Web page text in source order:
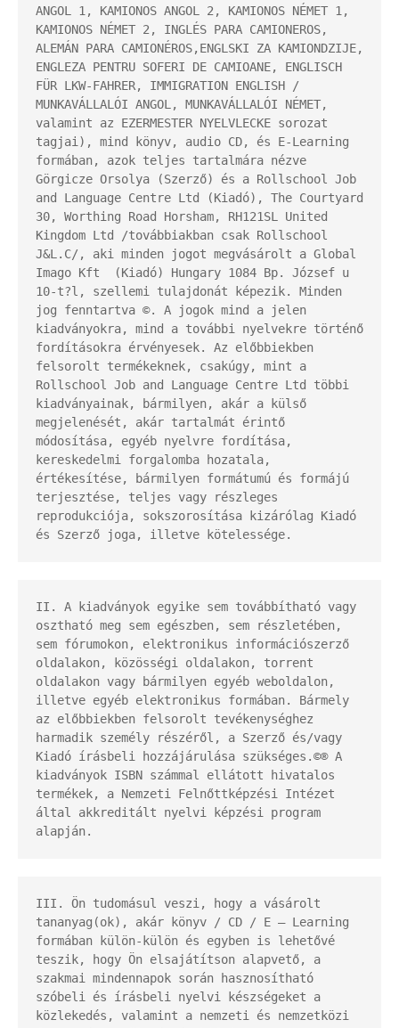
ANGOL 1, KAMIONOS ANGOL 2, KAMIONOS NÉMET 1,
KAMIONOS NÉMET 2, INGLÉS PARA CAMIONEROS,
ALEMÁN PARA CAMIONÉROS,ENGLSKI ZA KAMIONDZIJE,
ENGLEZA PENTRU SOFERI DE CAMIOANE, ENGLISCH
FÜR LKW-FAHRER, IMMIGRATION ENGLISH /
MUNKAVÁLLALÓI ANGOL, MUNKAVÁLLALÓI NÉMET,
valamint az EZERMESTER NYELVLECKE sorozat
tagjai), mind könyv, audio CD, és E-Learning
formában, azok teljes tartalmára nézve
Görgicze Orsolya (Szerző) és a Rollschool Job
and Language Centre Ltd (Kiadó), The Courtyard
30, Worthing Road Horsham, RH121SL United
Kingdom Ltd /továbbiakban csak Rollschool
J&L.C/, aki minden jogot megvásárolt a Global
Imago Kft  (Kiadó) Hungary 1084 Bp. József u
10-t?l, szellemi tulajdonát képezik. Minden
jog fenntartva ©. A jogok mind a jelen
kiadványokra, mind a további nyelvekre történő
fordításokra érvényesek. Az előbbiekben
felsorolt termékeknek, csakúgy, mint a
Rollschool Job and Language Centre Ltd többi
kiadványainak, bármilyen, akár a külső
megjelenését, akár tartalmát érintő
módosítása, egyéb nyelvre fordítása,
kereskedelmi forgalomba hozatala,
értékesítése, bármilyen formátumú és formájú
terjesztése, teljes vagy részleges
reprodukciója, sokszorosítása kizárólag Kiadó
és Szerző joga, illetve kötelessége.
II. A kiadványok egyike sem továbbítható vagy
osztható meg sem egészben, sem részletében,
sem fórumokon, elektronikus információszerző
oldalakon, közösségi oldalakon, torrent
oldalakon vagy bármilyen egyéb weboldalon,
illetve egyéb elektronikus formában. Bármely
az előbbiekben felsorolt tevékenységhez
harmadik személy részéről, a Szerző és/vagy
Kiadó írásbeli hozzájárulása szükséges.©® A
kiadványok ISBN számmal ellátott hivatalos
termékek, a Nemzeti Felnőttképzési Intézet
által akkreditált nyelvi képzési program
alapján.
III. Ön tudomásul veszi, hogy a vásárolt
tananyag(ok), akár könyv / CD / E – Learning
formában külön-külön és egyben is lehetővé
teszik, hogy Ön elsajátítson alapvető, a
szakmai mindennapok során hasznosítható
szóbeli és írásbeli nyelvi készségeket a
közlekedés, valamint a nemzeti és nemzetközi